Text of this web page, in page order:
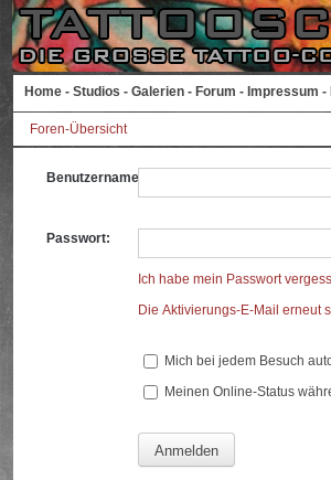
Home - Studios - Galerien - Forum - Impressum -
Foren-Übersicht
Benutzername:
Passwort:
Ich habe mein Passwort
Die Aktivierungs-E-Mail erneut
Mich bei jedem Besuch
Meinen Online-Status